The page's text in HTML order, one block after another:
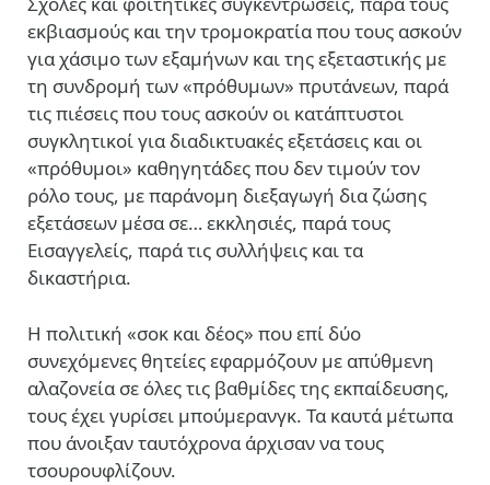
εκβιασμούς και την τρομοκρατία που τους ασκούν
για χάσιμο των εξαμήνων και της εξεταστικής με
τη συνδρομή των «πρόθυμων» πρυτάνεων, παρά
τις πιέσεις που τους ασκούν οι κατάπτυστοι
συγκλητικοί για διαδικτυακές εξετάσεις και οι
«πρόθυμοι» καθηγητάδες που δεν τιμούν τον
ρόλο τους, με παράνομη διεξαγωγή δια ζώσης
εξετάσεων μέσα σε… εκκλησιές, παρά τους
Εισαγγελείς, παρά τις συλλήψεις και τα
δικαστήρια.
Η πολιτική «σοκ και δέος» που επί δύο
συνεχόμενες θητείες εφαρμόζουν με απύθμενη
αλαζονεία σε όλες τις βαθμίδες της εκπαίδευσης,
τους έχει γυρίσει μπούμερανγκ. Τα καυτά μέτωπα
που άνοιξαν ταυτόχρονα άρχισαν να τους
τσουρουφλίζουν.